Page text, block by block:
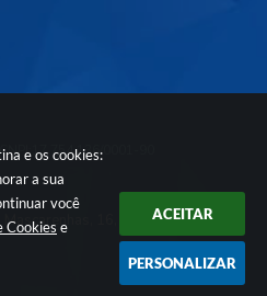
e os cookies:
a sua
você
Cookies e
ACEITAR
PERSONALIZAR
16,
CNPJ:17.754.136/0001-90